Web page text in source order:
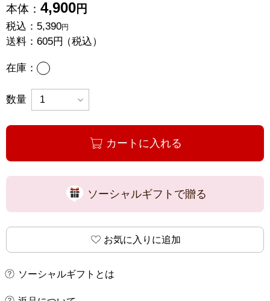
本体： 4,900円
税込： 5,390円
送料： 605円（税込）
在庫： あり
数量
カートに入れる
ソーシャルギフトで贈る
お気に入りに追加
ソーシャルギフトとは